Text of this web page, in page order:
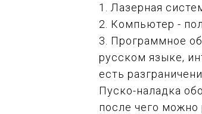
1. Лазерная
2. Компьютер -
3. Программное
русском языке,
есть
Пуско-наладка
после чего можно